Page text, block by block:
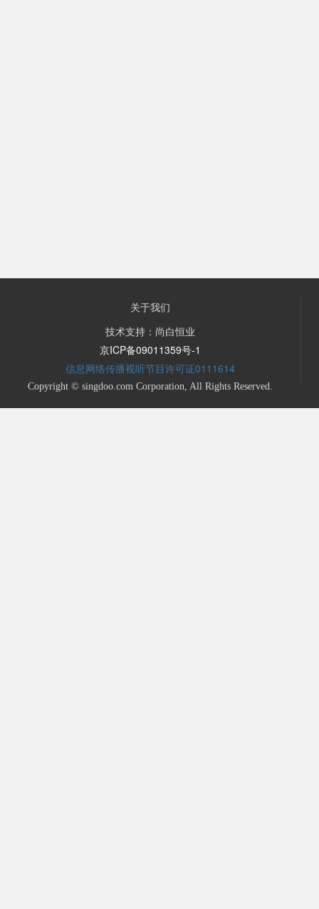
关于我们
技术支持：尚白恒业
京ICP备09011359号-1
信息网络传播视听节目许可证0111614
Copyright © singdoo.com Corporation, All Rights Reserved.